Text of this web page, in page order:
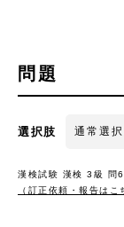
問題
選択肢
漢検試験 漢検 3級 問
（訂正依頼・報告はこ